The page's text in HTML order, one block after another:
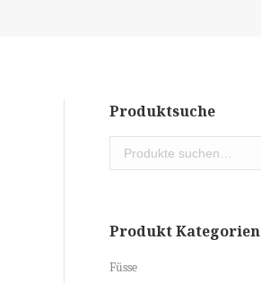
Produktsuche
Produkt Kategorien
Füsse